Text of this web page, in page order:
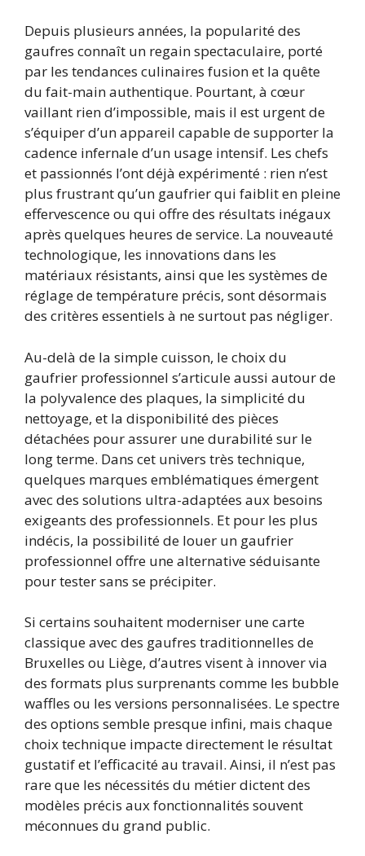
Depuis plusieurs années, la popularité des
gaufres connaît un regain spectaculaire, porté
par les tendances culinaires fusion et la quête
du fait-main authentique. Pourtant, à cœur
vaillant rien d’impossible, mais il est urgent de
s’équiper d’un appareil capable de supporter la
cadence infernale d’un usage intensif. Les chefs
et passionnés l’ont déjà expérimenté : rien n’est
plus frustrant qu’un gaufrier qui faiblit en pleine
effervescence ou qui offre des résultats inégaux
après quelques heures de service. La nouveauté
technologique, les innovations dans les
matériaux résistants, ainsi que les systèmes de
réglage de température précis, sont désormais
des critères essentiels à ne surtout pas négliger.
Au-delà de la simple cuisson, le choix du
gaufrier professionnel s’articule aussi autour de
la polyvalence des plaques, la simplicité du
nettoyage, et la disponibilité des pièces
détachées pour assurer une durabilité sur le
long terme. Dans cet univers très technique,
quelques marques emblématiques émergent
avec des solutions ultra-adaptées aux besoins
exigeants des professionnels. Et pour les plus
indécis, la possibilité de louer un gaufrier
professionnel offre une alternative séduisante
pour tester sans se précipiter.
Si certains souhaitent moderniser une carte
classique avec des gaufres traditionnelles de
Bruxelles ou Liège, d’autres visent à innover via
des formats plus surprenants comme les bubble
waffles ou les versions personnalisées. Le spectre
des options semble presque infini, mais chaque
choix technique impacte directement le résultat
gustatif et l’efficacité au travail. Ainsi, il n’est pas
rare que les nécessités du métier dictent des
modèles précis aux fonctionnalités souvent
méconnues du grand public.